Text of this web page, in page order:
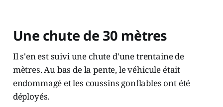
Une chute de 30 mètres
Il s'en est suivi une chute d'une trentaine de
mètres. Au bas de la pente, le véhicule était
endommagé et les coussins gonflables ont été
déployés.